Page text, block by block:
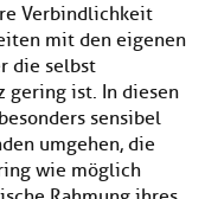
Verbindlichkeit
mit den eigenen
die selbst
gering ist. In diesen
sensibel
umgehen, die
wie möglich